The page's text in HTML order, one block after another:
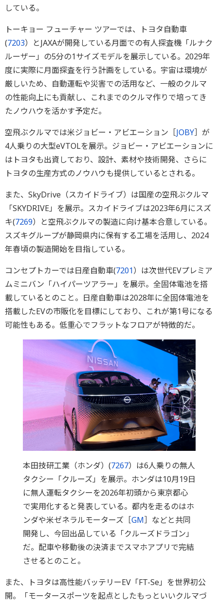
している。
トーキョー フューチャー ツアーでは、トヨタ自動車
(7203）とJAXAが開発している月面での有人探査機「ルナク
ルーザー」の5分の1サイズモデルを展示している。2029年
度に実際に月面探査を行う計画をしている。宇宙は環境が
厳しいため、自動運転や災害での活用など、一般のクルマ
の性能向上にも貢献し、これまでのクルマ作りで培ってき
たノウハウを活かす予定だ。
空飛ぶクルマでは米ジョビー・アビエーション［JOBY］が
4人乗りの大型eVTOLを展示。ジョビー・アビエーションに
はトヨタも出資しており、設計、素材や技術開発、さらに
トヨタの生産方式のノウハウも提供しているとされる。
また、SkyDrive（スカイドライブ）は国産の空飛ぶクルマ
「SKYDRIVE」を展示。スカイドライブは2023年6月にスズ
キ(7269）と空飛ぶクルマの製造に向け基本合意している。
スズキグループが静岡県内に保有する工場を活用し、2024
年春頃の製造開始を目指している。
コンセプトカーでは日産自動車(7201）は次世代EVプレミア
ムミニバン「ハイパーツアラー」を展示。全固体電池を搭
載しているとのこと。日産自動車は2028年に全固体電池を
搭載したEVの市販化を目標にしており、これが第1号になる
可能性もある。低重心でフラットなフロアが特徴的だ。
本田技研工業（ホンダ）(7267）は6人乗りの無人
タクシー「クルーズ」を展示。ホンダは10月19日
に無人運転タクシーを2026年初頭から東京都心
で実用化すると発表している。都内を走るのはホ
ンダや米ゼネラルモーターズ［GM］などと共同
開発し、今回出品している「クルーズドラゴン」
だ。配車や移動後の決済までスマホアプリで完結
させるとのこと。
また、トヨタは高性能バッテリーEV「FT-Se」を世界初公
開。「モータースポーツを起点としたもっといいクルマづ